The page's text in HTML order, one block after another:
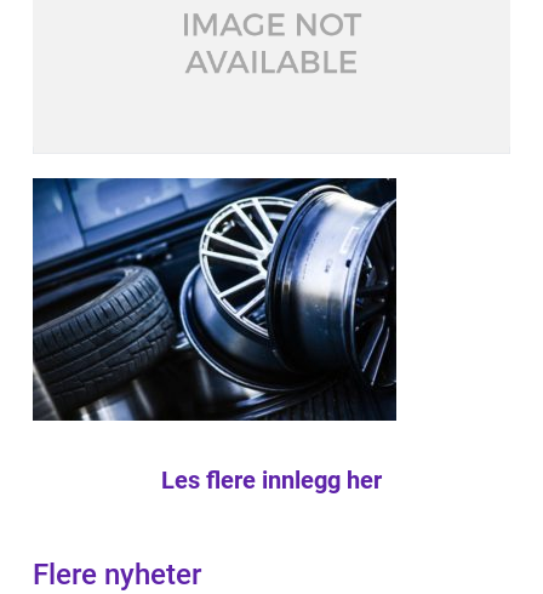
Les flere innlegg her
Flere nyheter